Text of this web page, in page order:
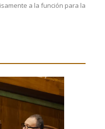
a la función para la